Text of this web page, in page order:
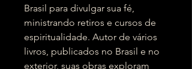
Brasil para divulgar sua fé,
ministrando retiros e cursos de
espiritualidade. Autor de vários
livros, publicados no Brasil e no
exterior, suas obras exploram